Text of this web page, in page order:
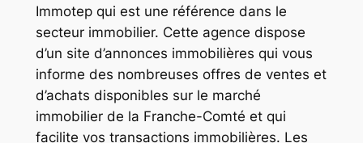
Immotep qui est une référence dans le
secteur immobilier. Cette agence dispose
d’un site d’annonces immobilières qui vous
informe des nombreuses offres de ventes et
d’achats disponibles sur le marché
immobilier de la Franche-Comté et qui
facilite vos transactions immobilières. Les